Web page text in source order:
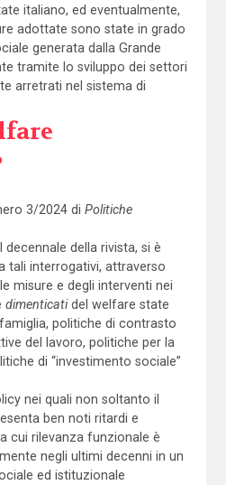
italiano, ed eventualmente,
adottate sono state in grado
generata dalla Grande
tramite lo sviluppo dei settori
arretrati nel sistema di
3/2024 di Politiche
della rivista, si è
tali interrogativi, attraverso
misure e degli interventi nei
dimenticatidel welfare state
politiche di contrasto
del lavoro, politiche per la
di “investimento sociale”
nei quali non soltanto il
ben noti ritardi e
cui rilevanza funzionale è
negli ultimi decenni in un
ed istituzionale